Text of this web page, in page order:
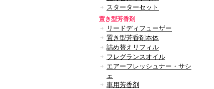
スターターセット
置き型芳香剤
リードディフューザー
置き型芳香剤本体
詰め替えリフィル
フレグランスオイル
エアーフレッシュナー・サシ
ェ
車用芳香剤